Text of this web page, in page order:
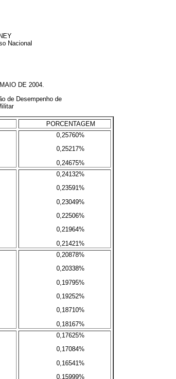
Nacional
DE 2004.
de Desempenho de
PORCENTAGEM
0,25760%
0,25217%
0,24675%
0,24132%
0,23591%
0,23049%
0,22506%
0,21964%
0,21421%
0,20878%
0,20338%
0,19795%
0,19252%
0,18710%
0,18167%
0,17625%
0,17084%
0,16541%
0,15999%